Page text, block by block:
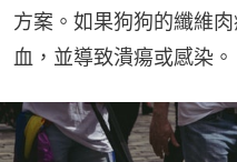
方案。如果狗狗的纖維
血，並導致潰瘍或感染。